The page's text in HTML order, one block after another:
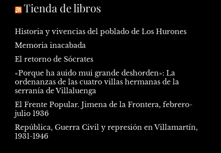
Tienda de libros
Historia y vivencias del poblado de Los Hurones
Memoria inacabada
El retorno de Sócrates
«Porque ha auido mui grande deshorden»: La
ordenanzas de las cuatro villas hermanas de la
serranía de Villaluenga
El Frente Popular. Jimena de la Frontera, febrero-
julio 1936
República, Guerra Civil y represión en Villamartín,
1931-1946